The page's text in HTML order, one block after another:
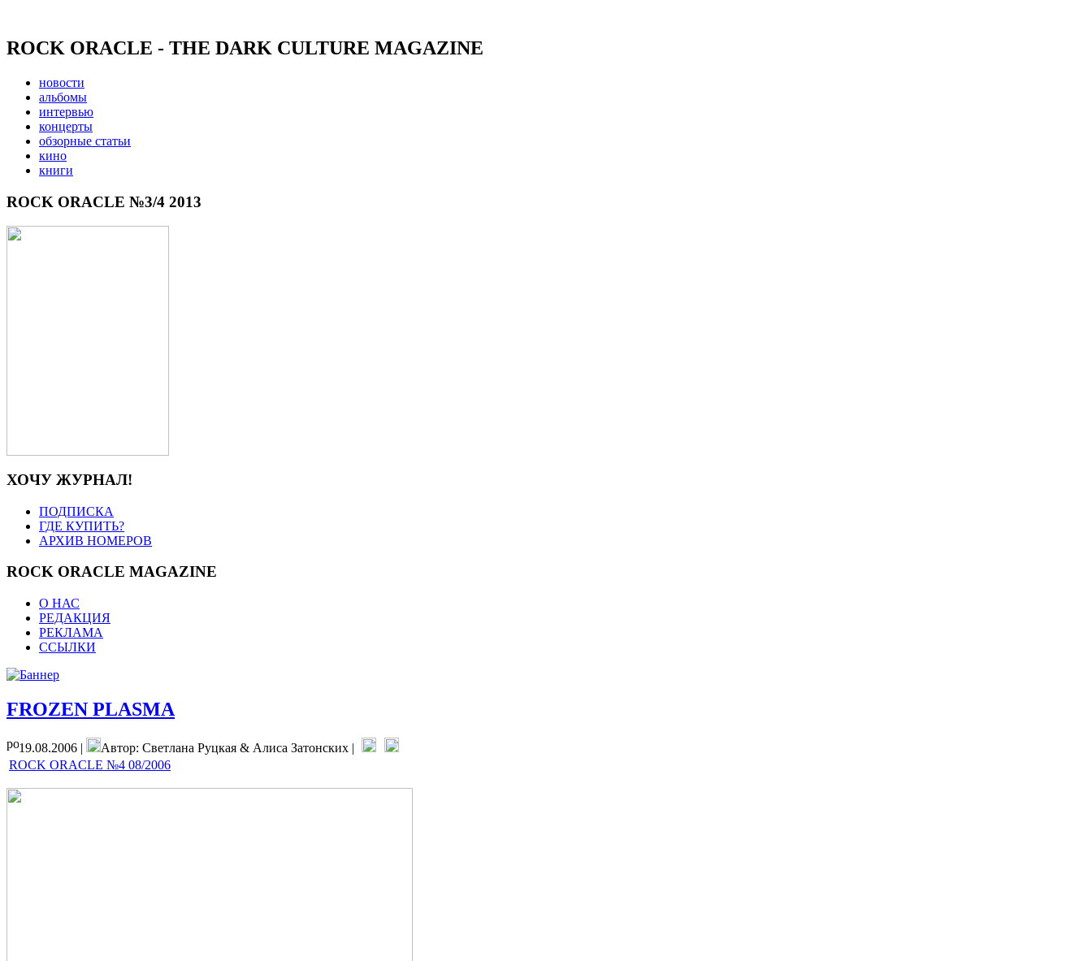
ROCK ORACLE - THE DARK CULTURE MAGAZINE
новости
альбомы
интервью
концерты
обзорные статьи
кино
книги
ROCK ORACLE №3/4 2013
ХОЧУ ЖУРНАЛ!
ПОДПИСКА
ГДЕ КУПИТЬ?
АРХИВ НОМЕРОВ
ROCK ORACLE MAGAZINE
О НАС
РЕДАКЦИЯ
РЕКЛАМА
ССЫЛКИ
FROZEN PLASMA
19.08.2006 |
Автор: Светлана Руцкая & Алиса Затонских |
ROCK ORACLE №4 08/2006